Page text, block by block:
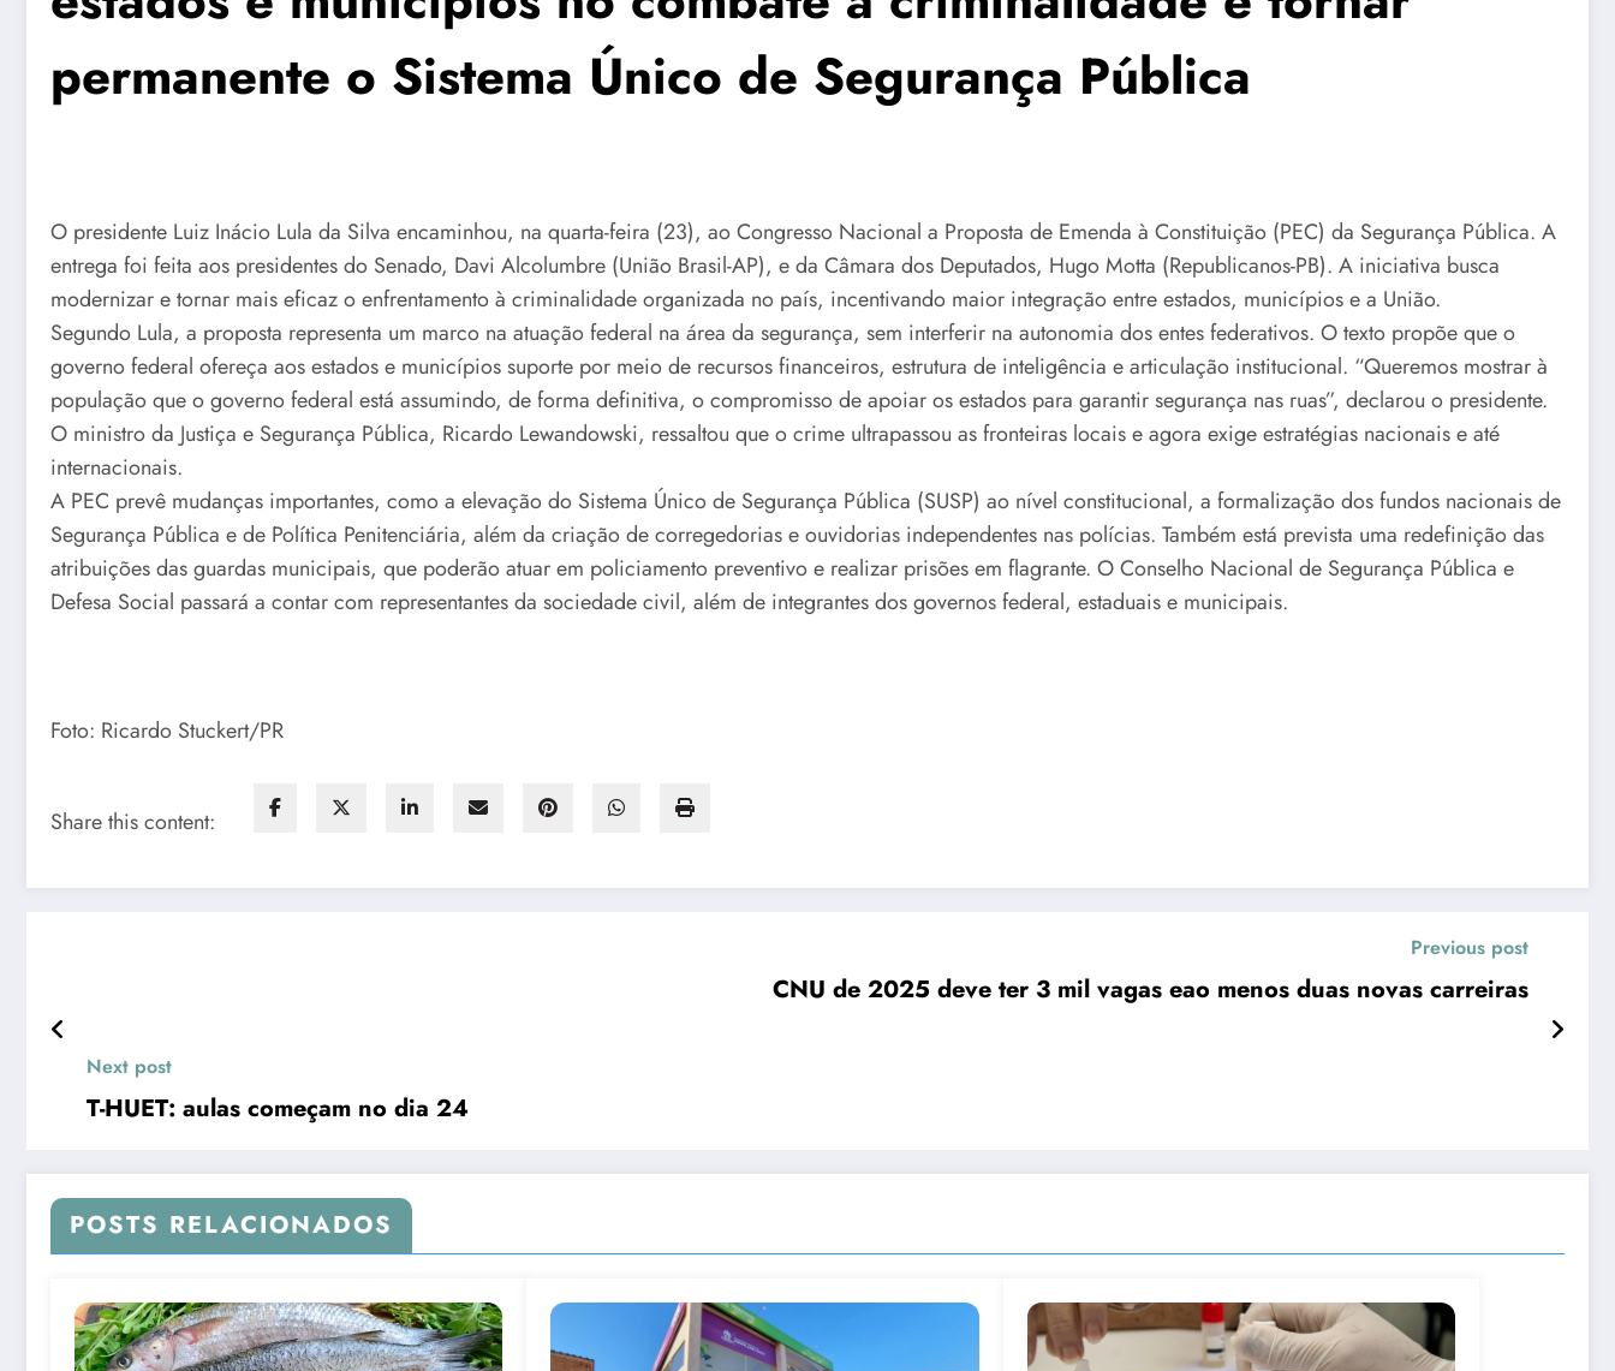
permanente o Sistema Único de Segurança Pública
O presidente Luiz Inácio Lula da Silva encaminhou, na quarta-feira (23), ao Congresso Nacional a Proposta de Emenda à Constituição (PEC) da Segurança Pública. A
entrega foi feita aos presidentes do Senado, Davi Alcolumbre (União Brasil-AP), e da Câmara dos Deputados, Hugo Motta (Republicanos-PB). A iniciativa busca
modernizar e tornar mais eficaz o enfrentamento à criminalidade organizada no país, incentivando maior integração entre estados, municípios e a União.
Segundo Lula, a proposta representa um marco na atuação federal na área da segurança, sem interferir na autonomia dos entes federativos. O texto propõe que o
governo federal ofereça aos estados e municípios suporte por meio de recursos financeiros, estrutura de inteligência e articulação institucional. “Queremos mostrar à
população que o governo federal está assumindo, de forma definitiva, o compromisso de apoiar os estados para garantir segurança nas ruas”, declarou o presidente.
O ministro da Justiça e Segurança Pública, Ricardo Lewandowski, ressaltou que o crime ultrapassou as fronteiras locais e agora exige estratégias nacionais e até
internacionais.
A PEC prevê mudanças importantes, como a elevação do Sistema Único de Segurança Pública (SUSP) ao nível constitucional, a formalização dos fundos nacionais de
Segurança Pública e de Política Penitenciária, além da criação de corregedorias e ouvidorias independentes nas polícias. Também está prevista uma redefinição das
atribuições das guardas municipais, que poderão atuar em policiamento preventivo e realizar prisões em flagrante. O Conselho Nacional de Segurança Pública e
Defesa Social passará a contar com representantes da sociedade civil, além de integrantes dos governos federal, estaduais e municipais.
Foto: Ricardo Stuckert/PR
Share this content:
Previous post
CNU de 2025 deve ter 3 mil vagas eao menos duas novas carreiras
Next post
T-HUET: aulas começam no dia 24
POSTS RELACIONADOS